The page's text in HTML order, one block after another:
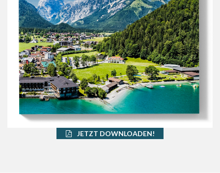
JETZT DOWNLOADEN!